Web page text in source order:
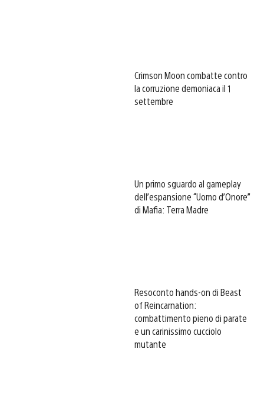
Crimson Moon combatte contro
la corruzione demoniaca il 1
settembre
Un primo sguardo al gameplay
dell’espansione “Uomo d’Onore”
di Mafia: Terra Madre
Resoconto hands-on di Beast
of Reincarnation:
combattimento pieno di parate
e un carinissimo cucciolo
mutante